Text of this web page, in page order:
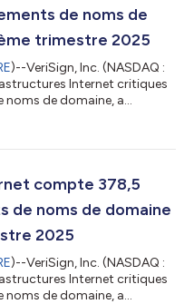
de noms de
trimestre 2025
)--VeriSign, Inc. (NASDAQ :
Internet critiques
noms de domaine, a
millions
soit une augmentation de
compte 378,5
de noms de domaine
2025
)--VeriSign, Inc. (NASDAQ :
Internet critiques
noms de domaine, a